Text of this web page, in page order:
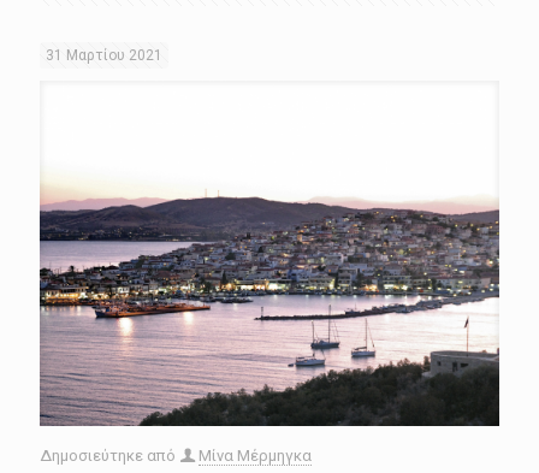
31 Μαρτίου 2021
Δημοσιεύτηκε από Μίνα Μέρμηγκα